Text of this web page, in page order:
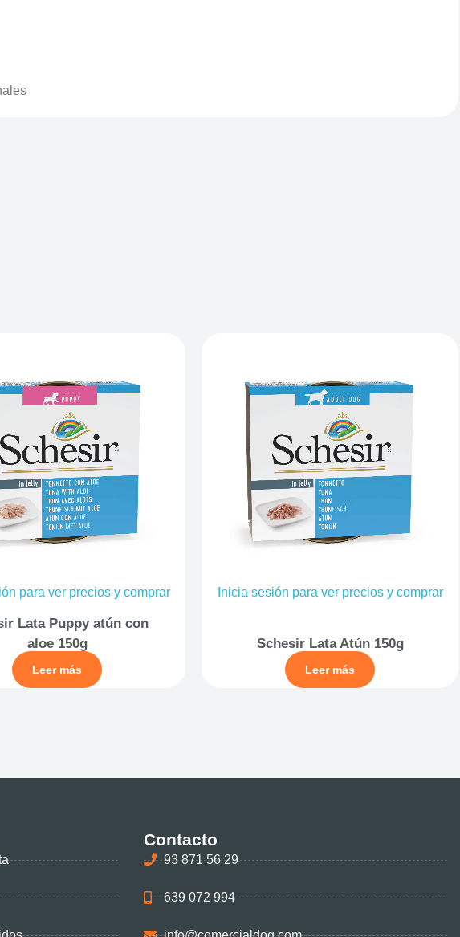
para ver precios y comprar
Lata Puppy atún con
aloe 150g
Leer más
Inicia sesión para ver precios y comprar
Schesir Lata Atún 150g
Leer más
Contacto
93 871 56 29
639 072 994